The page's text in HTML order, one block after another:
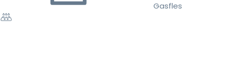
Gasfles